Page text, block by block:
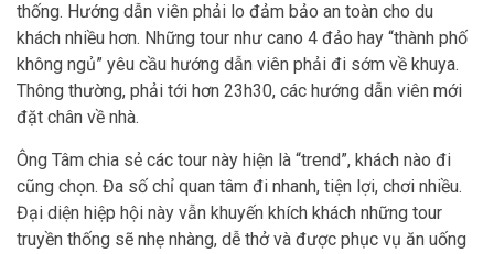
thống. Hướng dẫn viên phải lo đảm bảo an toàn cho du
khách nhiều hơn. Những tour như cano 4 đảo hay “thành phố
không ngủ” yêu cầu hướng dẫn viên phải đi sớm về khuya.
Thông thường, phải tới hơn 23h30, các hướng dẫn viên mới
đặt chân về nhà.
Ông Tâm chia sẻ các tour này hiện là “trend”, khách nào đi
cũng chọn. Đa số chỉ quan tâm đi nhanh, tiện lợi, chơi nhiều.
Đại diện hiệp hội này vẫn khuyến khích khách những tour
truyền thống sẽ nhẹ nhàng, dễ thở và được phục vụ ăn uống